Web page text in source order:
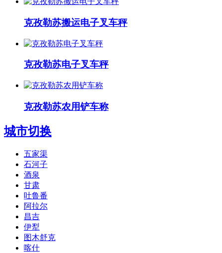
克孜勒苏搬运电子叉车秤
克孜勒苏电子叉车秤
克孜勒苏农用铲车称
城市切换
五家渠
石河子
酒泉
甘肃
吐鲁番
阿拉尔
昌吉
伊犁
图木舒克
喀什